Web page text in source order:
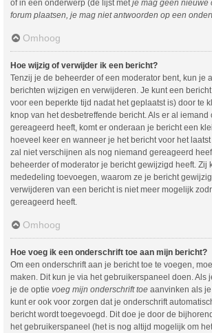
of in een onderwerp (de lijst met je mag geen nieuwe
forum plaatsen, je mag niet antwoorden op een
Omhoog
Hoe wijzig of verwijder ik een bericht?
Tenzij je de beheerder of een moderator bent, kun je
berichten wijzigen en verwijderen. Je kunt een
voor een beperkte tijd nadat het geplaatst is) door te
knop van het desbetreffende bericht. Als er al iemand
gereageerd heeft, komt er onderaan je bericht een
hoeveel keer en wanneer je het bericht voor het
zal niet verschijnen als nog niemand gereageerd
beheerder of moderator je bericht gewijzigd heeft. Zij
mededeling toevoegen, waarom ze je bericht
verwijderen van een bericht is niet meer mogelijk
gereageerd heeft.
Omhoog
Hoe voeg ik een onderschrift toe aan mijn bericht?
Om een onderschrift aan je bericht toe te voegen,
maken. Dit kun je via het gebruikerspaneel doen. Als
je de optie voeg mijn onderschrift toe aanvinken als
kunt er ook voor zorgen dat je onderschrift
bericht wordt toegevoegd. Dit doe je door de
het gebruikerspaneel (het is nog altijd mogelijk om